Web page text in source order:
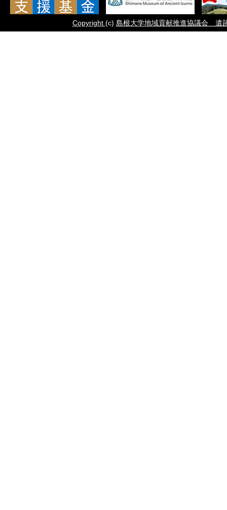
Copyright (c) 島根大学地域貢献推進協議会 遺